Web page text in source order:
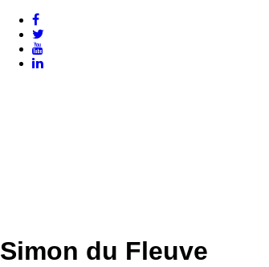
Simon du Fleuve